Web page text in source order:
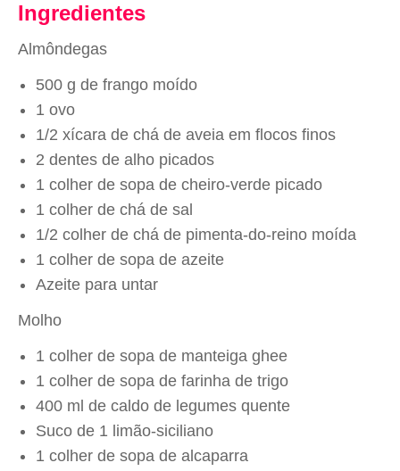
Ingredientes
Almôndegas
500 g de frango moído
1 ovo
1/2 xícara de chá de aveia em flocos finos
2 dentes de alho picados
1 colher de sopa de cheiro-verde picado
1 colher de chá de sal
1/2 colher de chá de pimenta-do-reino moída
1 colher de sopa de azeite
Azeite para untar
Molho
1 colher de sopa de manteiga ghee
1 colher de sopa de farinha de trigo
400 ml de caldo de legumes quente
Suco de 1 limão-siciliano
1 colher de sopa de alcaparra